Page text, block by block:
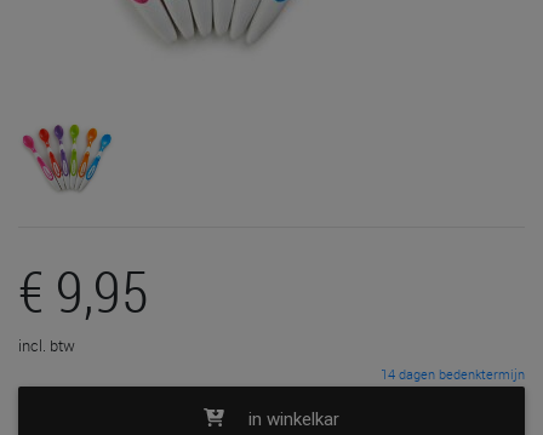
€ 9,95
incl. btw
14 dagen bedenktermijn
in winkelkar